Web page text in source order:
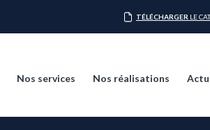
TÉLÉCHARGER LE
Nos services Nos réalisations